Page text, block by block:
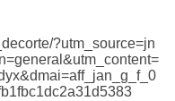
?utm_source=jn